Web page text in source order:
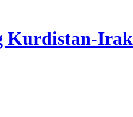
Kurdistan-